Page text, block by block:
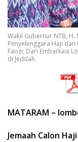
Wakil Gubernur NTB, H.
Penyelenggara Haji dan
Faozi; Dari Embarkasi
di Jeddah
MATARAM –
Jemaah Calon